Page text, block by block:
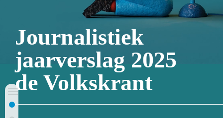
Journalistiek
jaarverslag 2025
de Volkskrant